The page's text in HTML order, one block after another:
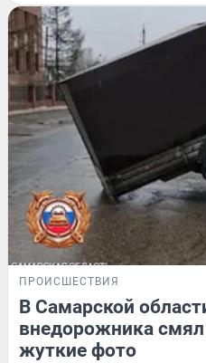
ПРОИСШЕСТВИЯ
В Самарской
внедорожника
жуткие фото